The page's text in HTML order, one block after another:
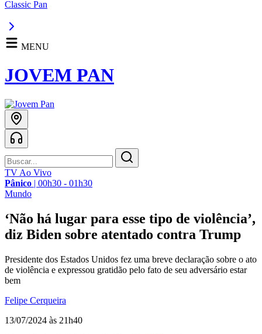
Classic Pan
MENU
JOVEM PAN
TV Ao Vivo
Pânico | 00h30 - 01h30
Mundo
‘Não há lugar para esse tipo de violência’,
diz Biden sobre atentado contra Trump
Presidente dos Estados Unidos fez uma breve declaração sobre o ato
de violência e expressou gratidão pelo fato de seu adversário estar
bem
Felipe Cerqueira
13/07/2024 às 21h40